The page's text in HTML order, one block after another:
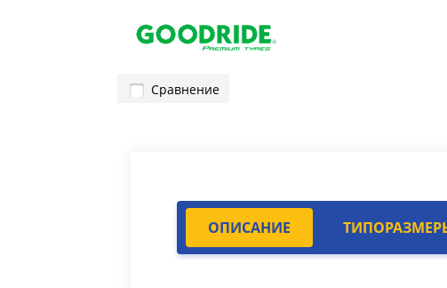
Сравнение
ОПИСАНИЕ